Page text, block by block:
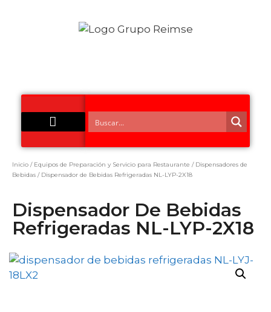
Inicio / Equipos de Preparación y Servicio para Restaurante / Dispensadores de
Bebidas / Dispensador de Bebidas Refrigeradas NL-LYP-2X18
Dispensador De Bebidas
Refrigeradas NL-LYP-2X18